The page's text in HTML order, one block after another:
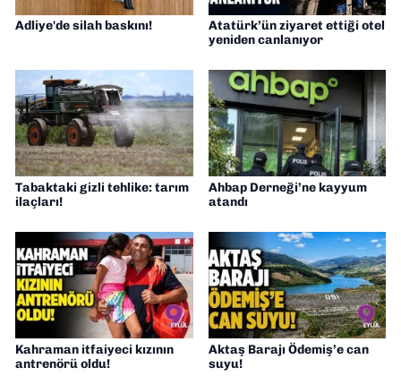
Adliye'de silah baskını!
Atatürk’ün ziyaret ettiği otel
yeniden canlanıyor
Tabaktaki gizli tehlike: tarım
ilaçları!
Ahbap Derneği’ne kayyum
atandı
Kahraman itfaiyeci kızının
antrenörü oldu!
Aktaş Barajı Ödemiş’e can
suyu!